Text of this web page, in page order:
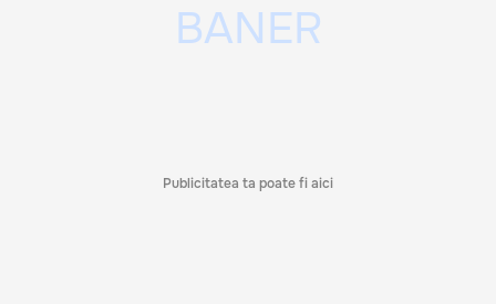
Publicitatea ta poate fi aici